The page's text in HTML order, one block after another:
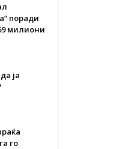
поради
милиони
ја
го